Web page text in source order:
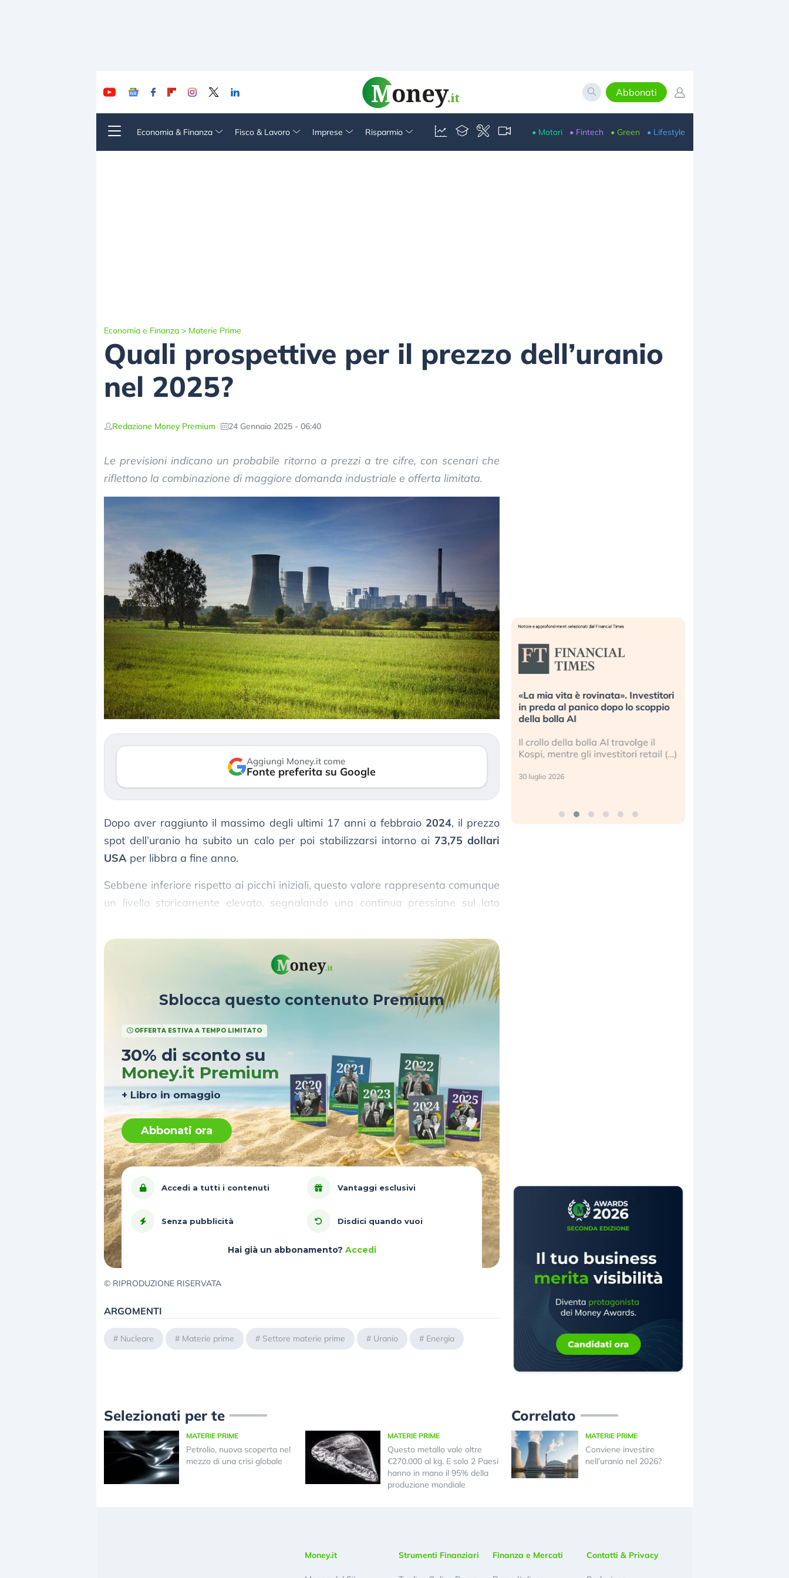
Abbonati
Economia & Finanza Fisco & Lavoro Imprese Risparmio • Motori • Fintech • Green • Lifestyle
Economia e Finanza > Materie Prime
Quali prospettive per il prezzo dell’uranio
nel 2025?
Redazione Money Premium 24 Gennaio 2025 - 06:40
Le previsioni indicano un probabile ritorno a prezzi a tre cifre, con scenari che
riflettono la combinazione di maggiore domanda industriale e offerta limitata.
Aggiungi Money.it come
Fonte preferita su Google
Dopo aver raggiunto il massimo degli ultimi 17 anni a febbraio 2024, il prezzo
spot dell’uranio ha subito un calo per poi stabilizzarsi intorno ai 73,75 dollari
USA per libbra a fine anno.
Sebbene inferiore rispetto ai picchi iniziali, questo valore rappresenta comunque
un livello storicamente elevato, segnalando una continua pressione sul lato
Sblocca questo contenuto Premium
OFFERTA ESTIVA A TEMPO LIMITATO
30% di sconto su
Money.it Premium
+ Libro in omaggio
Abbonati ora
Accedi a tutti i contenuti Vantaggi esclusivi
Senza pubblicità Disdici quando vuoi
Hai già un abbonamento? Accedi
© RIPRODUZIONE RISERVATA
ARGOMENTI
# Nucleare # Materie prime # Settore materie prime # Uranio # Energia
Dalle valutazioni estreme alla
correzione. Cosa sta guidando il
repricing degli asset?
verso le (…)
3 agosto 2026
«La mia vita è rovinata». Investitori
in preda al panico dopo lo scoppio
della bolla AI
Il crollo della bolla AI travolge il
Kospi, mentre gli investitori retail (…)
30 luglio 2026
Selezionati per te
MATERIE PRIME
Petrolio, nuova scoperta nel
mezzo di una crisi globale
MATERIE PRIME
Questo metallo vale oltre
€270.000 al kg. E solo 2 Paesi
hanno in mano il 95% della
produzione mondiale
Correlato
MATERIE PRIME
Conviene investire
nell’uranio nel 2026?
Money.it Strumenti Finanziari Finanza e Mercati Contatti & Privacy